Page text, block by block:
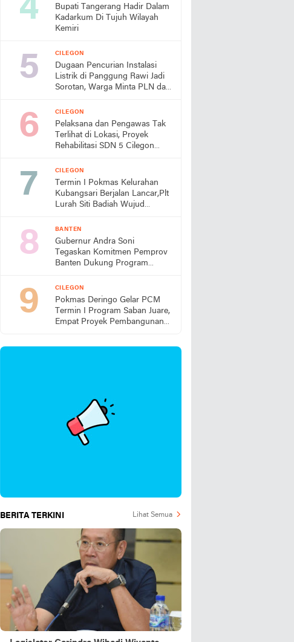
Bupati Tangerang Hadir Dalam
Kadarkum Di Tujuh Wilayah
Kemiri
CILEGON
Dugaan Pencurian Instalasi
Listrik di Panggung Rawi Jadi
Sorotan, Warga Minta PLN dan
CILEGON
Pelaksana dan Pengawas Tak
Terlihat di Lokasi, Proyek
Rehabilitasi SDN 5 Cilegon
Turun Tangan
CILEGON
Termin I Pokmas Kelurahan
Kubangsari Berjalan Lancar,Plt
Lurah Siti Badiah Wujud
Lingkungan
BANTEN
Gubernur Andra Soni
Tegaskan Komitmen Pemprov
Banten Dukung Program
CILEGON
Pokmas Deringo Gelar PCM
Termin I Program Saban Juare,
Empat Proyek Pembangunan
BERITA TERKINI Lihat Semua